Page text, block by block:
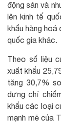
động sản và
lên kinh tế
khẩu hàng
quốc gia khác.
Theo số liệu
xuất khẩu
tăng 30,7%
dựng chỉ
khẩu các loại
mạnh mẽ của